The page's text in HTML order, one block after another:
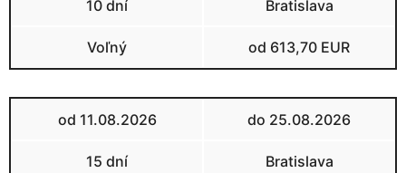
10 dní Bratislava
Voľný od 613,70 EUR
od 11.08.2026 do 25.08.2026
15 dní Bratislava